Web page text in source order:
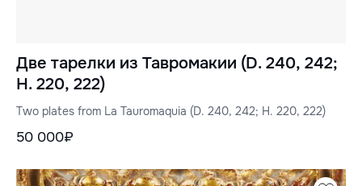
Две тарелки из Тавромакии (D. 240, 242;
H. 220, 222)
Two plates from La Tauromaquia (D. 240, 242; H. 220, 222)
50 000₽